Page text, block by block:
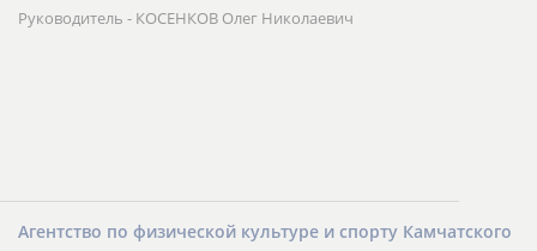
Руководитель - КОСЕНКОВ Олег Николаевич
Агентство по физической культуре и спорту Камчатского